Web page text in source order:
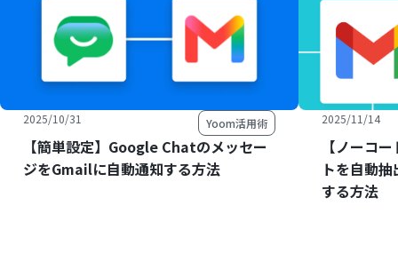
2025/10/31 Yoom活用術
【簡単設定】Google Chatのメッセー
ジをGmailに自動通知する方法
2025/11/14
【ノーコ
トを自動
する方法